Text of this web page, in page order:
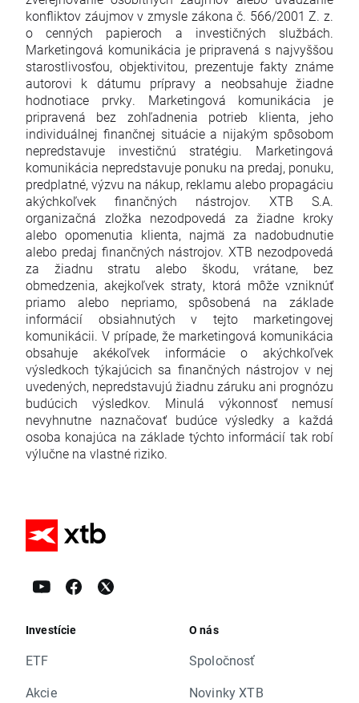
konfliktov záujmov v zmysle zákona č. 566/2001 Z. z.
o cenných papieroch a investičných službách.
Marketingová komunikácia je pripravená s najvyššou
starostlivosťou, objektivitou, prezentuje fakty známe
autorovi k dátumu prípravy a neobsahuje žiadne
hodnotiace prvky. Marketingová komunikácia je
pripravená bez zohľadnenia potrieb klienta, jeho
individuálnej finančnej situácie a nijakým spôsobom
nepredstavuje investičnú stratégiu. Marketingová
komunikácia nepredstavuje ponuku na predaj, ponuku,
predplatné, výzvu na nákup, reklamu alebo propagáciu
akýchkoľvek finančných nástrojov. XTB S.A.
organizačná zložka nezodpovedá za žiadne kroky
alebo opomenutia klienta, najmä za nadobudnutie
alebo predaj finančných nástrojov. XTB nezodpovedá
za žiadnu stratu alebo škodu, vrátane, bez
obmedzenia, akejkoľvek straty, ktorá môže vzniknúť
priamo alebo nepriamo, spôsobená na základe
informácií obsiahnutých v tejto marketingovej
komunikácii. V prípade, že marketingová komunikácia
obsahuje akékoľvek informácie o akýchkoľvek
výsledkoch týkajúcich sa finančných nástrojov v nej
uvedených, nepredstavujú žiadnu záruku ani prognózu
budúcich výsledkov. Minulá výkonnosť nemusí
nevyhnutne naznačovať budúce výsledky a každá
osoba konajúca na základe týchto informácií tak robí
výlučne na vlastné riziko.
Investície
ETF
Akcie
O nás
Spoločnosť
Novinky XTB